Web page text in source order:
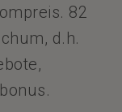
82
d.h.